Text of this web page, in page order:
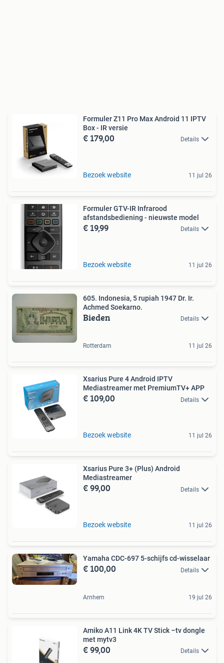
Formuler Z11 Pro Max Android 11 IPTV
Box - IR versie
€ 179,00 Details
Bezoek website 11 jul 26
Formuler GTV-IR Infrarood
afstandsbediening - nieuwste model
€ 19,99 Details
Bezoek website 11 jul 26
605. Indonesia, 5 rupiah 1947 Dr. Ir.
Achmed Soekarno.
Bieden Details
Rotterdam 11 jul 26
Xsarius Pure 4 Android IPTV
Mediastreamer met PremiumTV+ APP
€ 109,00 Details
Bezoek website 11 jul 26
Xsarius Pure 3+ (Plus) Android
Mediastreamer
€ 99,00 Details
Bezoek website 11 jul 26
Yamaha CDC-697 5-schijfs cd-wisselaar
€ 100,00 Details
Arnhem 19 jul 26
Amiko A11 Link 4K TV Stick –tv dongle
met mytv3
€ 99,00 Details